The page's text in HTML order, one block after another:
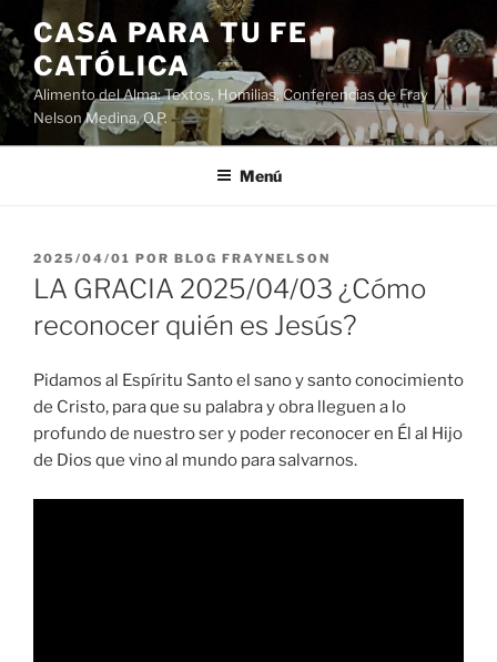
Saltar
al
contenido
CASA PARA TU FE
CATÓLICA
Alimento del Alma: Textos, Homilias, Conferencias de Fray
Nelson Medina, O.P.
Menú
PUBLICADO
EL
2025/04/01 POR BLOG FRAYNELSON
LA GRACIA 2025/04/03 ¿Cómo
reconocer quién es Jesús?
Pidamos al Espíritu Santo el sano y santo conocimiento
de Cristo, para que su palabra y obra lleguen a lo
profundo de nuestro ser y poder reconocer en Él al Hijo
de Dios que vino al mundo para salvarnos.